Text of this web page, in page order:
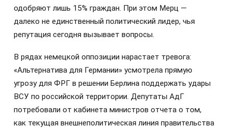
одобряют лишь 15% граждан. При этом Мерц —
далеко не единственный политический лидер, чья
репутация сегодня вызывает вопросы.
В рядах немецкой оппозиции нарастает тревога:
«Альтернатива для Германии» усмотрела прямую
угрозу для ФРГ в решении Берлина поддержать удары
ВСУ по российской территории. Депутаты АдГ
потребовали от кабинета министров отчета о том,
как текущая внешнеполитическая линия правительства